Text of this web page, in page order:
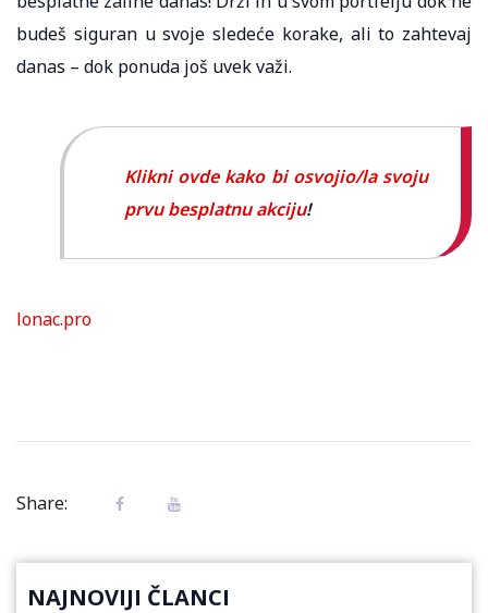
budeš siguran u svoje sledeće korake, ali to zahtevaj
danas – dok ponuda još uvek važi.
Klikni ovde kako bi osvojio/la svoju
prvu besplatnu akciju!
lonac.pro
Share:
NAJNOVIJI ČLANCI